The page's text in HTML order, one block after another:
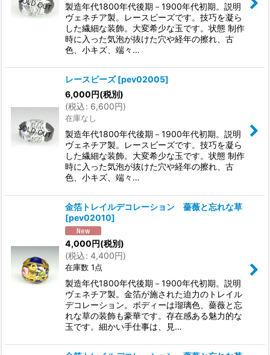
製造年代1800年代後期－1900年代初期。説明
ヴェネチア製。レースビーズです。技巧を凝ら
した繊細な装飾。大変希少な玉です。状態 制作
時に入った気泡が抜けた穴や経年の擦れ、古
色、小キズ、端々…
レースビーズ [pev02005]
6,000円(税別)
(税込: 6,600円)
在庫なし
製造年代1800年代後期－1900年代初期。説明
ヴェネチア製。レースビーズです。技巧を凝ら
した繊細な装飾。大変希少な玉です。状態 制作
時に入った気泡が抜けた穴や経年の擦れ、古
色、小キズ、端々…
金箔トレイルデコレーション 薔薇と忘れな草
[pev02010]
4,000円(税別)
(税込: 4,400円)
在庫数 1点
製造年代1800年代後期－1900年代初期。説明
ヴェネチア製。金箔が施された迫力のトレイル
デコレーション。ボディーは瑠璃色、薔薇と忘
れな草の装飾も豪華です。存在感ある魅力的な
玉です。細かい手仕事は、見…